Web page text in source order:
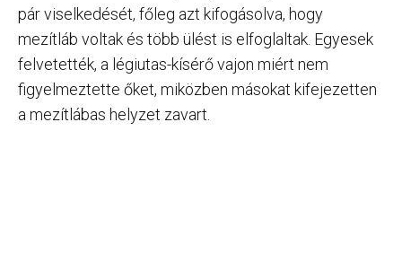
pár viselkedését, főleg azt kifogásolva, hogy
mezítláb voltak és több ülést is elfoglaltak. Egyesek
felvetették, a légiutas-kísérő vajon miért nem
figyelmeztette őket, miközben másokat kifejezetten
a mezítlábas helyzet zavart.